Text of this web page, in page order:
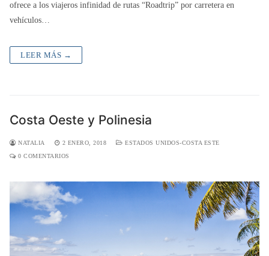
ofrece a los viajeros infinidad de rutas “Roadtrip” por carretera en
vehículos…
LEER MÁS →
Costa Oeste y Polinesia
NATALIA 2 ENERO, 2018
ESTADOS UNIDOS-COSTA ESTE
0 COMENTARIOS